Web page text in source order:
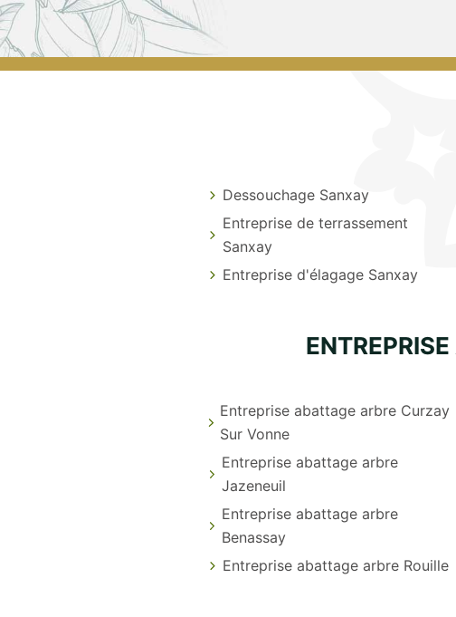
Dessouchage Sanxay
Entreprise de terrassement
Sanxay
Entreprise d'élagage Sanxay
Entreprise abattage arbre Curzay
Sur Vonne
Entreprise abattage arbre
Jazeneuil
Entreprise abattage arbre
Benassay
Entreprise abattage arbre Rouille